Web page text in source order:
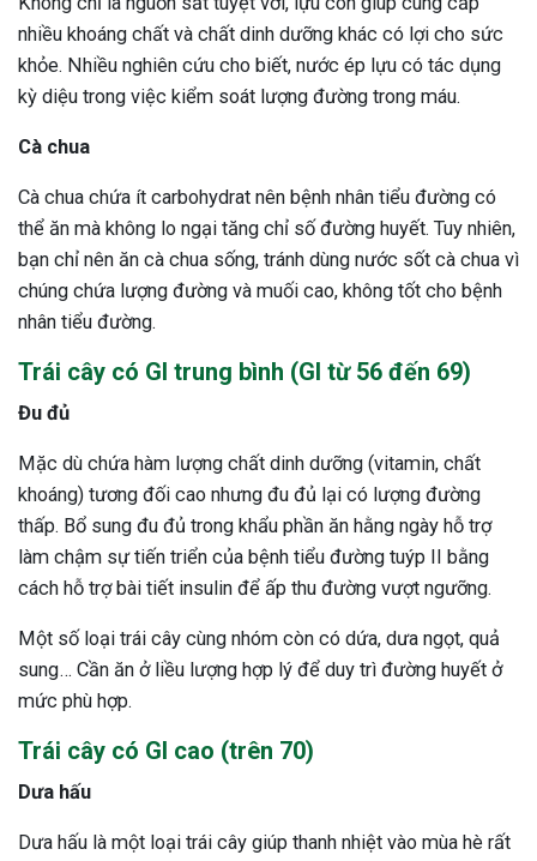
nhiều khoáng chất và chất dinh dưỡng khác có lợi cho sức
khỏe. Nhiều nghiên cứu cho biết, nước ép lựu có tác dụng
kỳ diệu trong việc kiểm soát lượng đường trong máu.
Cà chua
Cà chua chứa ít carbohydrat nên bệnh nhân tiểu đường có
thể ăn mà không lo ngại tăng chỉ số đường huyết. Tuy nhiên,
bạn chỉ nên ăn cà chua sống, tránh dùng nước sốt cà chua vì
chúng chứa lượng đường và muối cao, không tốt cho bệnh
nhân tiểu đường.
Trái cây có GI trung bình (GI từ 56 đến 69)
Đu đủ
Mặc dù chứa hàm lượng chất dinh dưỡng (vitamin, chất
khoáng) tương đối cao nhưng đu đủ lại có lượng đường
thấp. Bổ sung đu đủ trong khẩu phần ăn hằng ngày hỗ trợ
làm chậm sự tiến triển của bệnh tiểu đường tuýp II bằng
cách hỗ trợ bài tiết insulin để ấp thu đường vượt ngưỡng.
Một số loại trái cây cùng nhóm còn có dứa, dưa ngọt, quả
sung… Cần ăn ở liều lượng hợp lý để duy trì đường huyết ở
mức phù hợp.
Trái cây có GI cao (trên 70)
Dưa hấu
Dưa hấu là một loại trái cây giúp thanh nhiệt vào mùa hè rất